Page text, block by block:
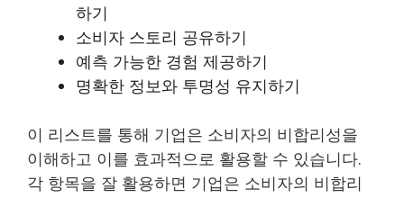
하기
소비자 스토리 공유하기
예측 가능한 경험 제공하기
명확한 정보와 투명성 유지하기
이 리스트를 통해 기업은 소비자의 비합리성을
이해하고 이를 효과적으로 활용할 수 있습니다.
각 항목을 잘 활용하면 기업은 소비자의 비합리